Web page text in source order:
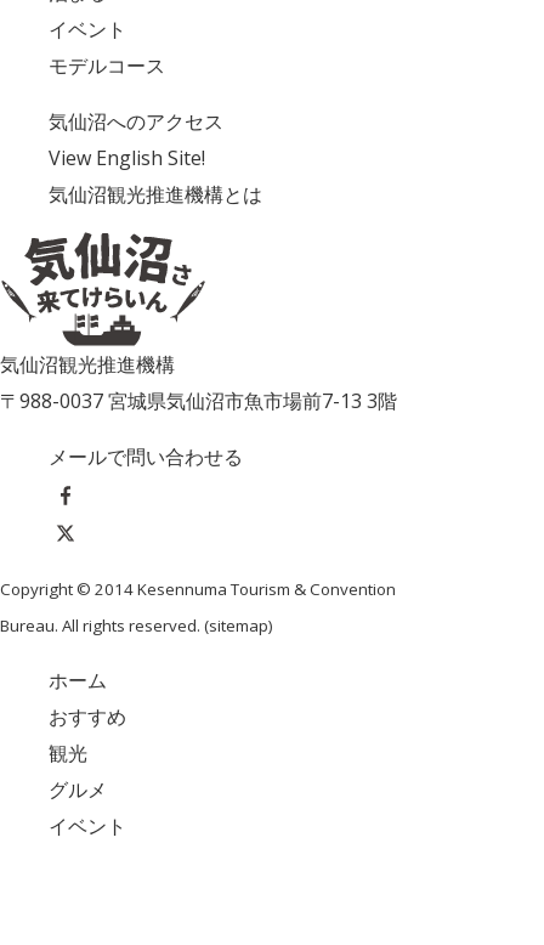
イベント
モデルコース
気仙沼へのアクセス
View English Site!
気仙沼観光推進機構とは
気仙沼観光推進機構
〒988-0037 宮城県気仙沼市魚市場前7-13 3階
メールで問い合わせる
Copyright © 2014 Kesennuma Tourism & Convention
Bureau. All rights reserved. (sitemap)
ホーム
おすすめ
観光
グルメ
イベント